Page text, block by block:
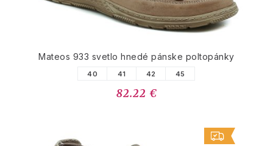
Mateos 933 svetlo hnedé pánske poltopánky
40 41 42 45
82.22 €